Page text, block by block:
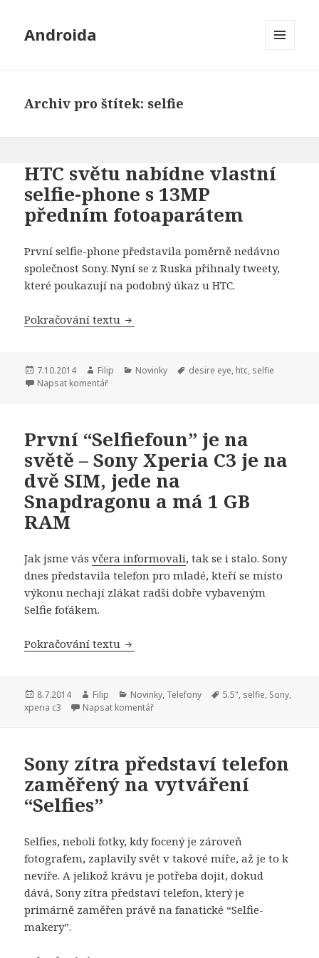
Androida
Archiv pro štítek: selfie
HTC světu nabídne vlastní
selfie-phone s 13MP
předním fotoaparátem
První selfie-phone představila poměrně nedávno
společnost Sony. Nyní se z Ruska přihnaly tweety,
které poukazují na podobný úkaz u HTC.
Pokračování textu HTC světu nabídne vlastní selfie-
Publikováno:
7.10.2014 Autor:
Filip Rubriky:
Novinky Štítky:
desire eye, htc, selfie
Napsat komentář
První “Selfiefoun” je na
světě – Sony Xperia C3 je na
dvě SIM, jede na
Snapdragonu a má 1 GB
RAM
Jak jsme vásvčera informovali, tak se i stalo. Sony
dnes představila telefon pro mladé, kteří se místo
výkonu nechají zlákat radši dobře vybaveným
Selfie foťákem.
Pokračování textu První “Selfiefoun” je na světě – Sony
Publikováno:
8.7.2014 Autor:
Filip Rubriky:
Novinky, Telefony Štítky:
5.5", selfie, Sony,
xperia c3
Napsat komentář
Sony zítra představí telefon
zaměřený na vytváření
“Selfies”
Selfies, neboli fotky, kdy focený je zároveň
fotografem, zaplavily svět v takové míře, až je to k
nevíře. A jelikož krávu je potřeba dojit, dokud
dává, Sony zítra představí telefon, který je
primárně zaměřen právě na fanatické “Selfie-
makery”.